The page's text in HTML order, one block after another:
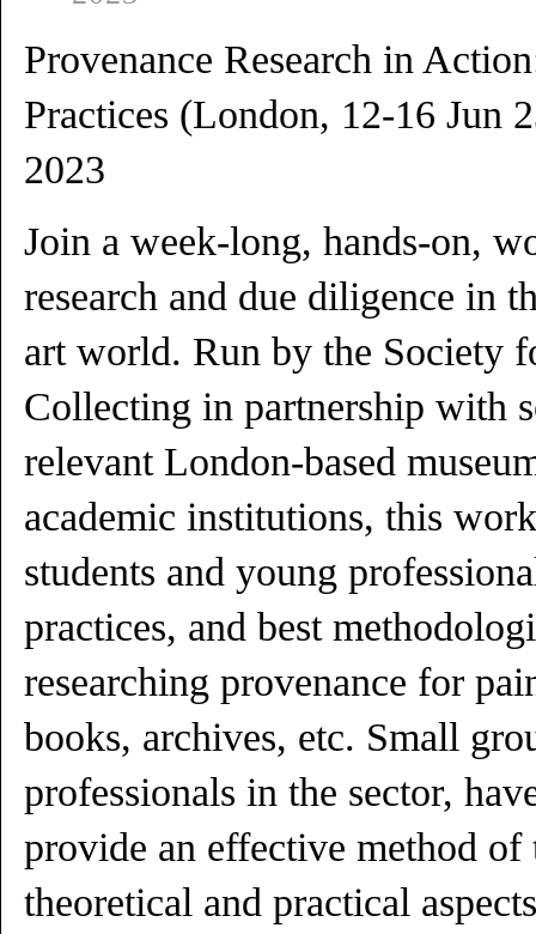
Provenance Research in
Practices (London, 12-16 Jun
2023
Join a week-long, hands-on,
research and due diligence in
art world. Run by the Society
Collecting in partnership with
relevant London-based
academic institutions, this
students and young
practices, and best
researching provenance for
books, archives, etc. Small
professionals in the sector,
provide an effective method of
theoretical and practical